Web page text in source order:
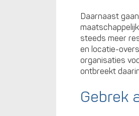
Daarnaast
steeds meer
en locatie-
organisaties
ontbreekt
Gebrek